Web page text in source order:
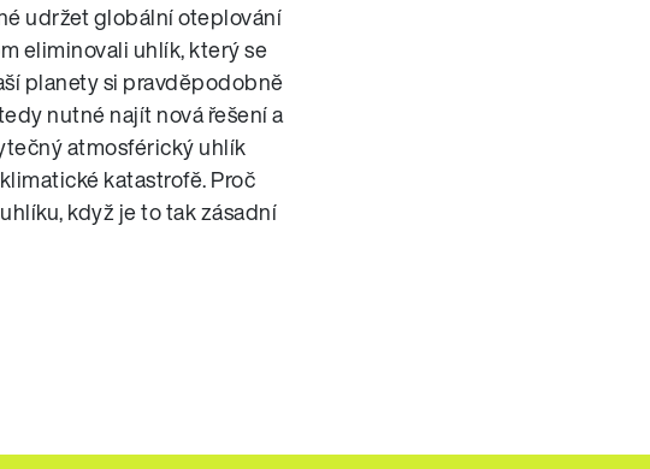
udržet globální oteplování
eliminovali uhlík, který se
planety si pravděpodobně
nutné najít nová řešení a
atmosférický uhlík
katastrofě. Proč
když je to tak zásadní